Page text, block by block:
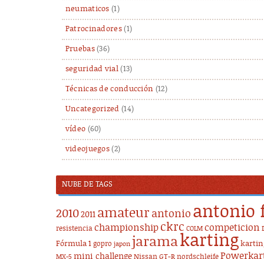
neumaticos (1)
Patrocinadores(1)
Pruebas(36)
seguridad vial(13)
Técnicas de conducción (12)
Uncategorized (14)
vídeo (60)
videojuegos (2)
NUBE DE TAGS
20102011 amateur antonio antonio
resistencia championship ckrc COLM competicion
Fórmula 1 gopro japon jaramakarting
MX-5 mini challenge Nissan GT-R nordschleife